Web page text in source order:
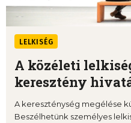
LELKISÉG
A közéleti
keresztény
A kereszténység megélése
Beszélhetünk személyes